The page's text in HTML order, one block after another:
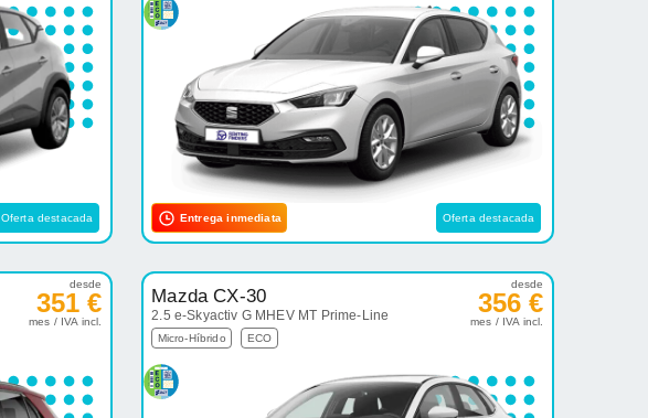
Oferta destacada Entrega inmediata Oferta destacada
desde
351 €
mes / IVA incl.
Mazda CX-30
2.5 e-Skyactiv G MHEV MT Prime-Line
Micro-Híbrido ECO
desde
356 €
mes / IVA incl.